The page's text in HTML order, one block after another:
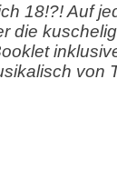
18!?! Auf
die
von